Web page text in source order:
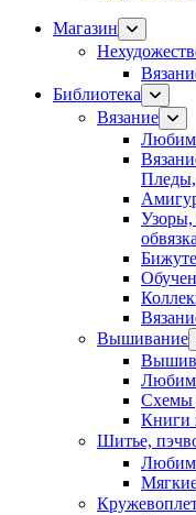
Магазин
Библиотека
Вязание
Вышивание
Схемы
Книги
Шитье,